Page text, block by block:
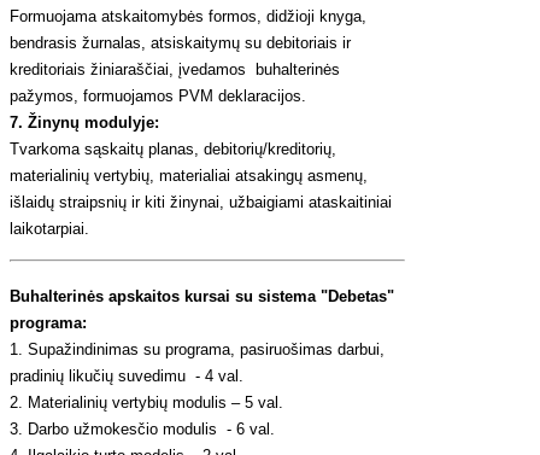
Formuojama atskaitomybės formos, didžioji knyga,
bendrasis žurnalas, atsiskaitymų su debitoriais ir
kreditoriais žiniaraščiai, įvedamos buhalterinės
pažymos, formuojamos PVM deklaracijos.
7. Žinynų modulyje:
Tvarkoma sąskaitų planas, debitorių/kreditorių,
materialinių vertybių, materialiai atsakingų asmenų,
išlaidų straipsnių ir kiti žinynai, užbaigiami ataskaitiniai
laikotarpiai.
Buhalterinės apskaitos kursai su sistema "Debetas"
programa:
1. Supažindinimas su programa, pasiruošimas darbui,
pradinių likučių suvedimu - 4 val.
2. Materialinių vertybių modulis – 5 val.
3. Darbo užmokesčio modulis - 6 val.